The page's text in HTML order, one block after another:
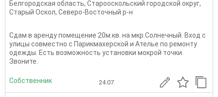
Белгородская область, Старооскольский городской округ,
Старый Оскол, Северо-Восточный р-н
Сдам в аренду помещение 20м.кв. на мкр.Солнечный. Вход с
улицы совместно с Парикмахерской и Ателье по ремонту
одежды. Есть возможность установки мокрой точки.
Звоните.
Собственник 24.07